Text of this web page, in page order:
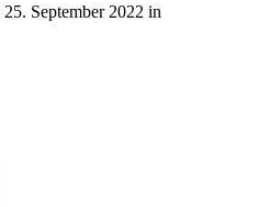
25. September 2022 in